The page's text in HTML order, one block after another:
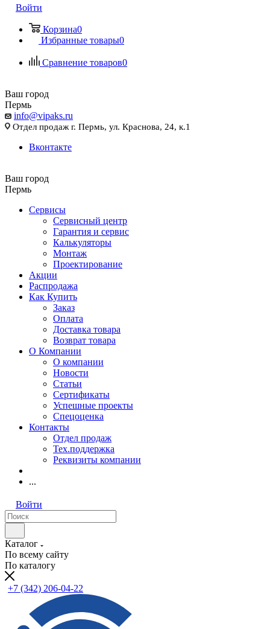
Войти
Корзина0
Избранные товары0
Сравнение товаров0
Ваш город
Пермь
info@vipaks.ru
Отдел продаж г. Пермь, ул. Краснова, 24, к.1
Вконтакте
Ваш город
Пермь
Сервисы
Сервисный центр
Гарантия и сервис
Калькуляторы
Монтаж
Проектирование
Акции
Распродажа
Как Купить
Заказ
Оплата
Доставка товара
Возврат товара
О Компании
О компании
Новости
Статьи
Сертификаты
Успешные проекты
Спецоценка
Контакты
Отдел продаж
Тех.поддержка
Реквизиты компании
...
Войти
Каталог
По всему сайту
По каталогу
+7 (342) 206-04-22